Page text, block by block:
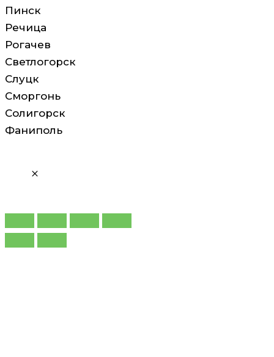
Пинск
Речица
Рогачев
Светлогорск
Слуцк
Сморгонь
Солигорск
Фаниполь